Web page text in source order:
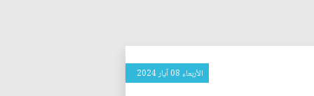
الأربعاء 08 آيار 2024